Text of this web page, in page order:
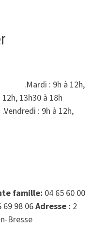
.Mardi : 9h à 12h,
13h30 à 18h
: 9h à 12h,
17h
famille: 04 65 60 00
69 98 06Adresse : 2
Bresse